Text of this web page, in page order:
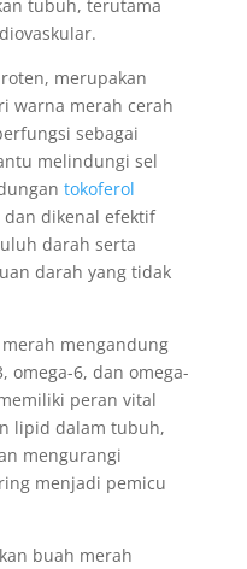
tubuh, terutama
merupakan
warna merah cerah
sebagai
melindungi sel
tokoferol
dan dikenal efektif
darah serta
darah yang tidak
mengandung
omega-6, dan omega-
peran vital
lipid dalam tubuh,
mengurangi
menjadi pemicu
buah merah